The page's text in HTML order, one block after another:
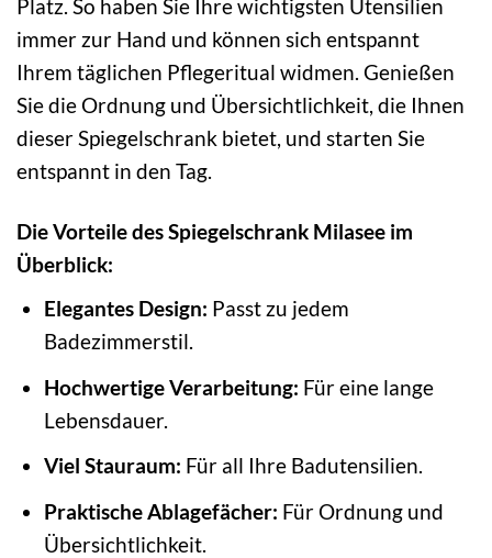
Platz. So haben Sie Ihre wichtigsten Utensilien
immer zur Hand und können sich entspannt
Ihrem täglichen Pflegeritual widmen. Genießen
Sie die Ordnung und Übersichtlichkeit, die Ihnen
dieser Spiegelschrank bietet, und starten Sie
entspannt in den Tag.
Die Vorteile des Spiegelschrank Milasee im
Überblick:
Elegantes Design: Passt zu jedem
Badezimmerstil.
Hochwertige Verarbeitung: Für eine lange
Lebensdauer.
Viel Stauraum: Für all Ihre Badutensilien.
Praktische Ablagefächer: Für Ordnung und
Übersichtlichkeit.